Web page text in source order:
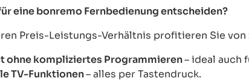
eine bonremo Fernbedienung entscheiden?
Preis-Leistungs-Verhältnis profitieren Sie
ohne kompliziertes Programmieren– ideal auch
TV-Funktionen– alles per Tastendruck.